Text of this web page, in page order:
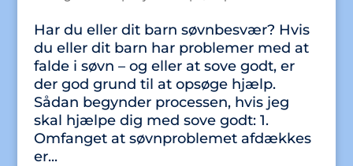
Har du eller dit barn søvnbesvær? Hvis
du eller dit barn har problemer med at
falde i søvn – og eller at sove godt, er
der god grund til at opsøge hjælp.
Sådan begynder processen, hvis jeg
skal hjælpe dig med sove godt: 1.
Omfanget at søvnproblemet afdækkes
er...